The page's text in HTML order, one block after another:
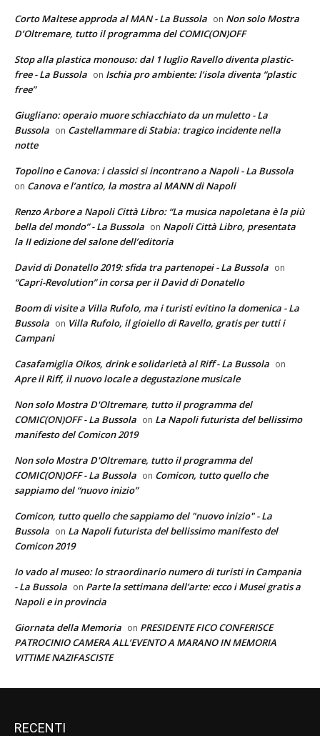
Corto Maltese approda al MAN - La Bussola on Non solo Mostra
D’Oltremare, tutto il programma del COMIC(ON)OFF
Stop alla plastica monouso: dal 1 luglio Ravello diventa plastic-
free - La Bussola on Ischia pro ambiente: l’isola diventa “plastic
free”
Giugliano: operaio muore schiacchiato da un muletto - La
Bussola on Castellammare di Stabia: tragico incidente nella
notte
Topolino e Canova: i classici si incontrano a Napoli - La Bussola
on Canova e l’antico, la mostra al MANN di Napoli
Renzo Arbore a Napoli Città Libro: “La musica napoletana è la più
bella del mondo” - La Bussola on Napoli Città Libro, presentata
la II edizione del salone dell’editoria
David di Donatello 2019: sfida tra partenopei - La Bussola on
“Capri-Revolution” in corsa per il David di Donatello
Boom di visite a Villa Rufolo, ma i turisti evitino la domenica - La
Bussola on Villa Rufolo, il gioiello di Ravello, gratis per tutti i
Campani
Casafamiglia Oikos, drink e solidarietà al Riff - La Bussola on
Apre il Riff, il nuovo locale a degustazione musicale
Non solo Mostra D'Oltremare, tutto il programma del
COMIC(ON)OFF - La Bussola on La Napoli futurista del bellissimo
manifesto del Comicon 2019
Non solo Mostra D'Oltremare, tutto il programma del
COMIC(ON)OFF - La Bussola on Comicon, tutto quello che
sappiamo del “nuovo inizio”
Comicon, tutto quello che sappiamo del "nuovo inizio" - La
Bussola on La Napoli futurista del bellissimo manifesto del
Comicon 2019
Io vado al museo: lo straordinario numero di turisti in Campania
- La Bussola on Parte la settimana dell’arte: ecco i Musei gratis a
Napoli e in provincia
Giornata della Memoria on PRESIDENTE FICO CONFERISCE
PATROCINIO CAMERA ALL’EVENTO A MARANO IN MEMORIA
VITTIME NAZIFASCISTE
RECENTI